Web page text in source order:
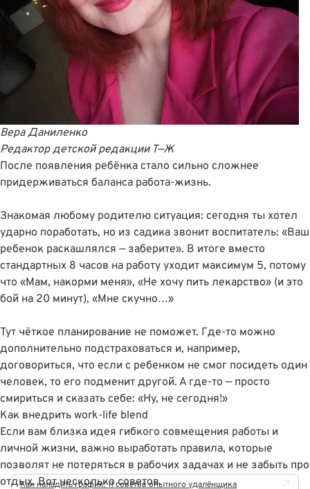
Вера Даниленко
Редактор детской редакции Т—Ж
После появления ребёнка стало сильно сложнее
придерживаться баланса работа-жизнь.
Знакомая любому родителю ситуация: сегодня ты хотел
ударно поработать, но из садика звонит воспитатель: «Ваш
ребенок раскашлялся — заберите». В итоге вместо
стандартных 8 часов на работу уходит максимум 5, потому
что «Мам, накорми меня», «Не хочу пить лекарство» (и это
бой на 20 минут), «Мне скучно…»
Тут чёткое планирование не поможет. Где-то можно
дополнительно подстраховаться и, например,
договориться, что если с ребенком не смог посидеть один
человек, то его подменит другой. А где-то — просто
смириться и сказать себе: «Ну, не сегодня!»
Как внедрить work-life blend
Если вам близка идея гибкого совмещения работы и
личной жизни, важно выработать правила, которые
позволят не потеряться в рабочих задачах и не забыть про
отдых. Вот несколько советов.
Как наладить график: 11 советов опытного удалёнщика